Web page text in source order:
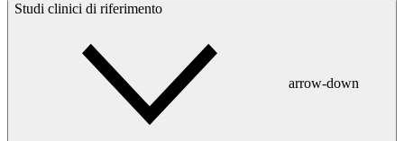
Studi clinici di riferimento
arrow-down